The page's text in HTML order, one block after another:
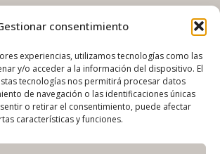
consentimiento
experiencias, utilizamos tecnologías como las
y/o acceder a la información del dispositivo. El
tecnologías nos permitirá procesar datos
de navegación o las identificaciones únicas
o retirar el consentimiento, puede afectar
características y funciones.
Local,
Barcelona